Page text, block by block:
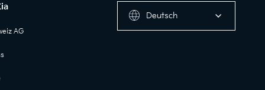
AG
Deutsch